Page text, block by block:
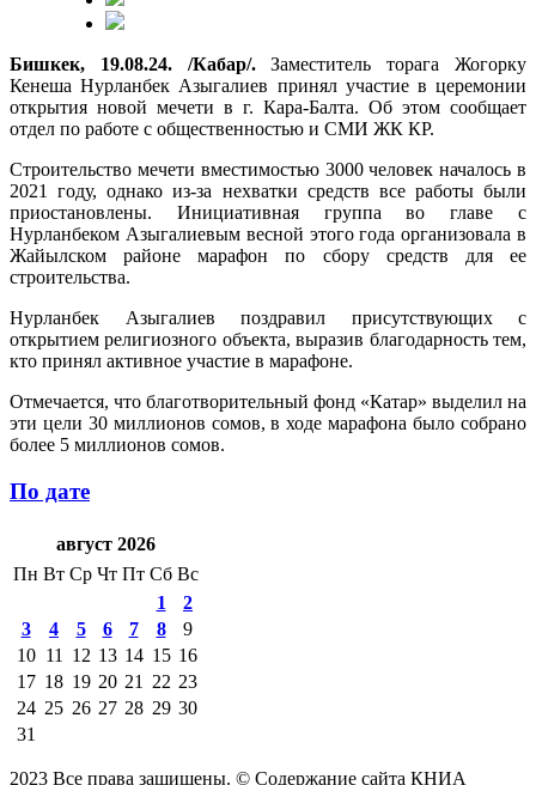
Бишкек, 19.08.24. /Кабар/.Заместитель торага Жогорку
Кенеша Нурланбек Азыгалиев принял участие в церемонии
открытия новой мечети в г. Кара-Балта. Об этом сообщает
отдел по работе с общественностью и СМИ ЖК КР.
Строительство мечети вместимостью 3000 человек началось в
2021 году, однако из-за нехватки средств все работы были
приостановлены. Инициативная группа во главе с
Нурланбеком Азыгалиевым весной этого года организовала в
Жайылском районе марафон по сбору средств для ее
строительства.
Нурланбек Азыгалиев поздравил присутствующих с
открытием религиозного объекта, выразив благодарность тем,
кто принял активное участие в марафоне.
Отмечается, что благотворительный фонд «Катар» выделил на
эти цели 30 миллионов сомов, в ходе марафона было собрано
более 5 миллионов сомов.
По дате
август 2026
Пн Вт Ср Чт Пт Сб Вс
1
2
3
4 5 6 7 8
9
10 11 12 13 14 15 16
17 18 19 20 21 22 23
24 25 26 27 28 29 30
31
2023 Все права защищены. © Содержание сайта КНИА